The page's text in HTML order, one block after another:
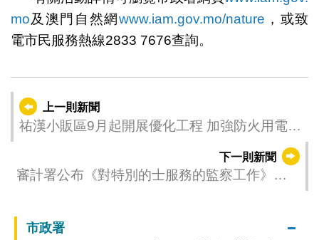
mo及澳門自然網www.iam.gov.mo/nature ，或致
電市民服務熱線2833 7676查詢。
上一則新聞
祐漢小販區9月起開展優化工程 加強防火用電安
下一則新聞
審計署公布《對特別的士服務的監察工作》衡
市政署